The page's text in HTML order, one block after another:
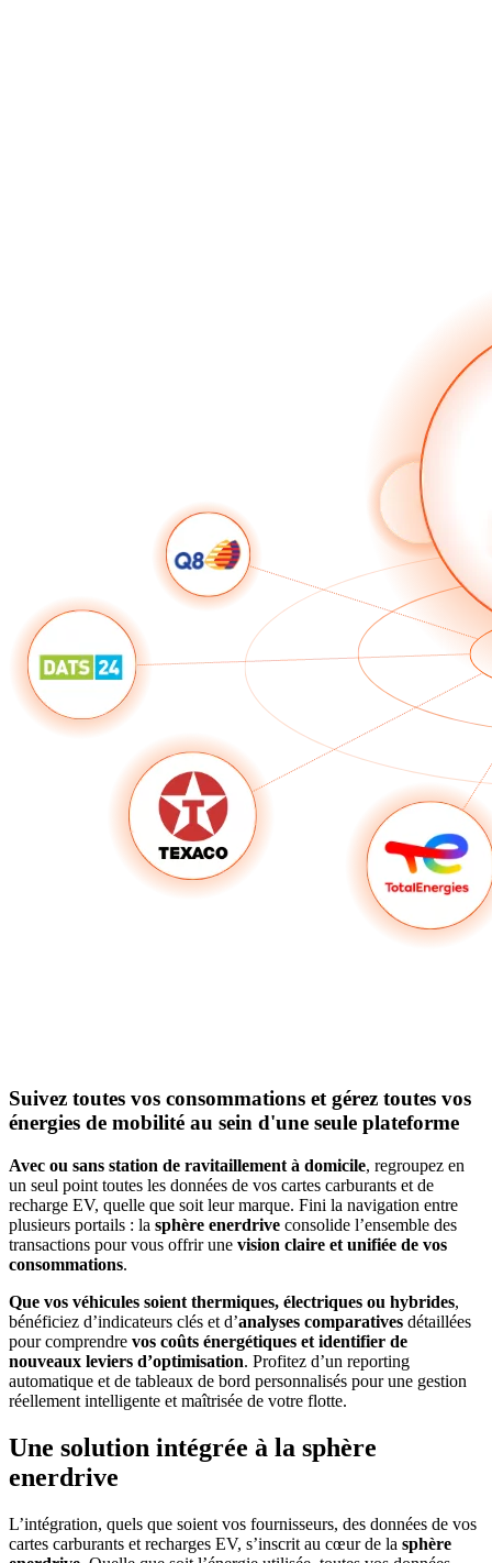
Suivez toutes vos consommations et gérez toutes vos
énergies de mobilité au sein d'une seule plateforme
Avec ou sans station de ravitaillement à domicile, regroupez en
un seul point toutes les données de vos cartes carburants et de
recharge EV, quelle que soit leur marque. Fini la navigation entre
plusieurs portails : la sphère enerdrive consolide l’ensemble des
transactions pour vous offrir une vision claire et unifiée de vos
consommations.
Que vos véhicules soient thermiques, électriques ou hybrides,
bénéficiez d’indicateurs clés et d’analyses comparatives détaillées
pour comprendre vos coûts énergétiques et identifier de
nouveaux leviers d’optimisation. Profitez d’un reporting
automatique et de tableaux de bord personnalisés pour une gestion
réellement intelligente et maîtrisée de votre flotte.
Une solution intégrée à la sphère
enerdrive
L’intégration, quels que soient vos fournisseurs, des données de vos
cartes carburants et recharges EV, s’inscrit au cœur de la sphère